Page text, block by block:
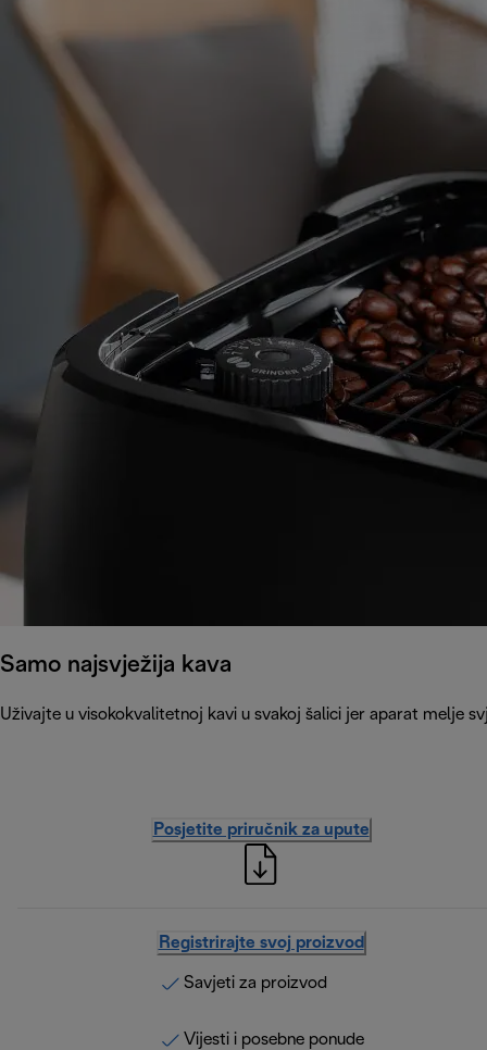
Samo najsvježija kava
Uživajte u visokokvalitetnoj kavi u svakoj šalici jer aparat melje
Posjetite priručnik za upute
Registrirajte svoj proizvod
Savjeti za proizvod
Vijesti i posebne ponude